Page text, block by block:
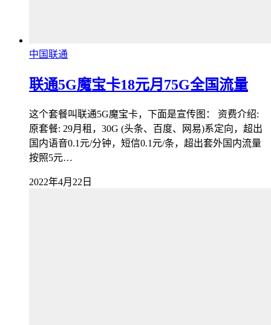
中国联通
联通5G魔宝卡18元月75G全国流量
这个套餐叫联通5G魔宝卡，下面是宣传图： 资费介绍:
原套餐: 29月租，30G (头条、百度、网易)系定向，超出
国内语音0.1元/分钟，短信0.1元/条，超出套外国内流量
按照5元…
2022年4月22日